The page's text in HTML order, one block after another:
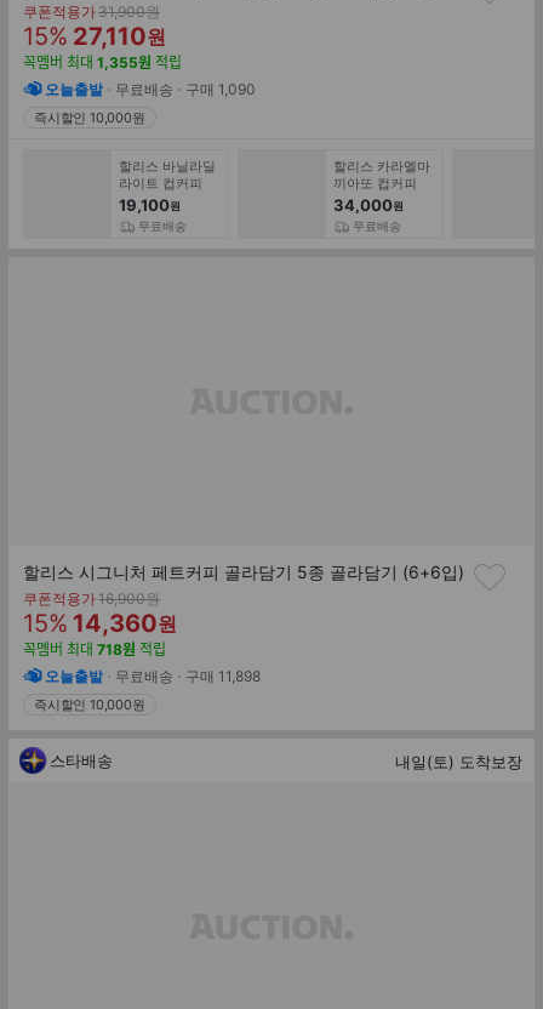
쿠폰적용가기
존
가
31,900원
할
인
률
15% 판
매
가
27,110원
꼭멤버 최대 1,355원 적립
오늘출발
무료배송 구매 1,090
즉시할인 10,000원
할리스 바닐라딜
라이트 컵커피
300mlx10개
19,100원
무료배송
할리스 카라멜마
끼아또 컵커피
300mlx20개
34,000원
무료배송
할리스 시그니처 페트커피 골라담기 5종 골라담기 (6+6입)
쿠폰적용가기
존
가
16,900원
할
인
률
15% 판
매
가
14,360원
꼭멤버 최대 718원 적립
오늘출발
무료배송 구매 11,898
즉시할인 10,000원
스타배송 내일(토) 도착보장